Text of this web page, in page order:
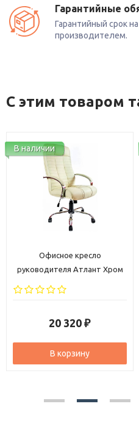
Гарантийные
Гарантийный срок
производителем.
С этим товаром
В наличии
Офисное кресло
руководителя Атлант Хром
20 320 ₽
В корзину